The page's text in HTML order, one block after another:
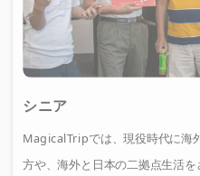
シニア
MagicalTripでは、現役時代に海
方や、海外と日本の二拠点生活